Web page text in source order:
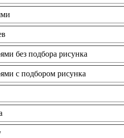
без подбора рисунка
с подбором рисунка